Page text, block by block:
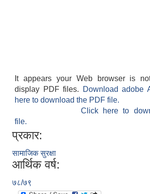
It appears your Web browser is
display PDF files.
Download adobe
here to download the PDF file.
Click here to
file.
प्रकार:
सामाजिक सुरक्षा
आर्थिक वर्ष:
७८/७९